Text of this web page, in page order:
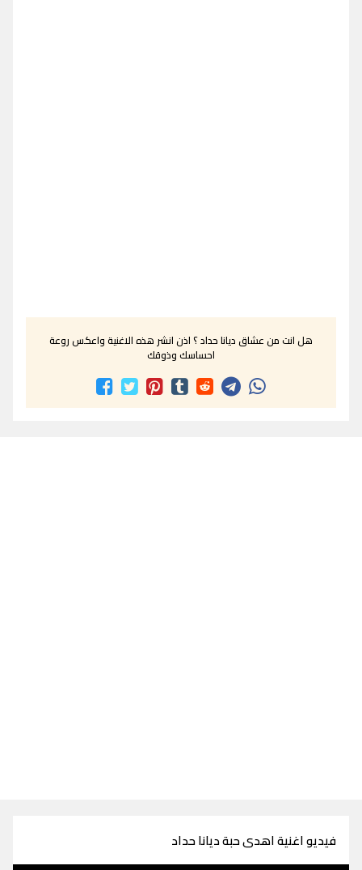
هل انت من عشاق ديانا حداد ؟ اذن انشر هذه الاغنية واعكس روعة
احساسك وذوقك
فيديو اغنية اهدى حبة ديانا حداد